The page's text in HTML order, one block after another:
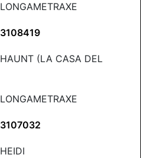
LONGAMETRAXE
3108419
HAUNT (LA CASA DEL
LONGAMETRAXE
3107032
HEIDI